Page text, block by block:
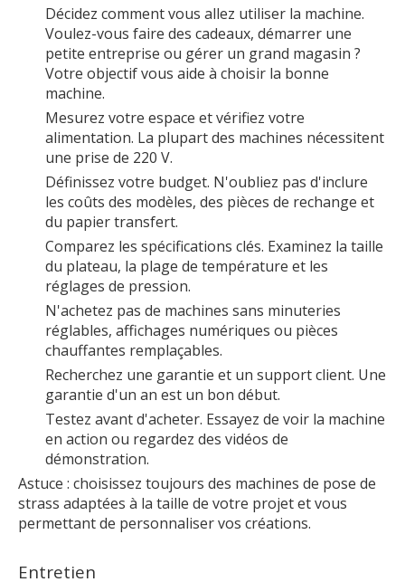
Décidez comment vous allez utiliser la machine.
Voulez-vous faire des cadeaux, démarrer une
petite entreprise ou gérer un grand magasin ?
Votre objectif vous aide à choisir la bonne
machine.
Mesurez votre espace et vérifiez votre
alimentation. La plupart des machines nécessitent
une prise de 220 V.
Définissez votre budget. N'oubliez pas d'inclure
les coûts des modèles, des pièces de rechange et
du papier transfert.
Comparez les spécifications clés. Examinez la taille
du plateau, la plage de température et les
réglages de pression.
N'achetez pas de machines sans minuteries
réglables, affichages numériques ou pièces
chauffantes remplaçables.
Recherchez une garantie et un support client. Une
garantie d'un an est un bon début.
Testez avant d'acheter. Essayez de voir la machine
en action ou regardez des vidéos de
démonstration.
Astuce : choisissez toujours des machines de pose de
strass adaptées à la taille de votre projet et vous
permettant de personnaliser vos créations.
Entretien